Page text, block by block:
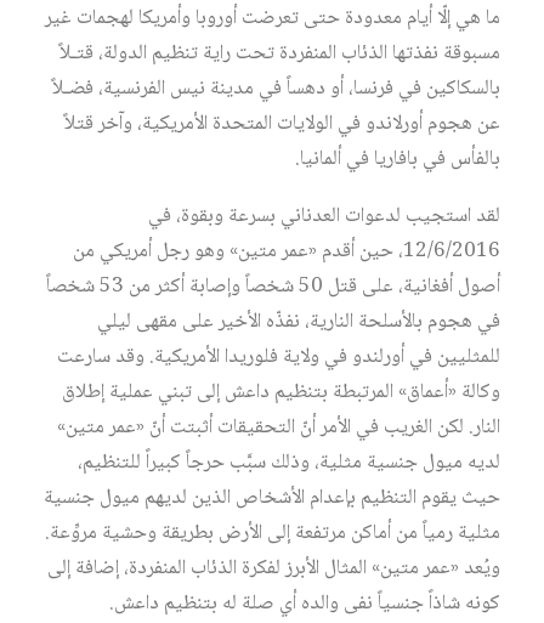
ما هي إلّا أيام معدودة حتى تعرضت أوروبا وأمريكا لهجمات غير
مسبوقة نفذتها الذئاب المنفردة تحت راية تنظيم الدولة، قتـلاً
بالسكاكين في فرنسا، أو دهساً في مدينة نيس الفرنسية، فضـلاً
عن هجوم أورلاندو في الولايات المتحدة الأمريكية، وآخر قتلاً
بالفأس في بافاريا في ألمانيا.
لقد استجيب لدعوات العدناني بسرعة وبقوة، في
12/6/2016، حين أقدم «عمر متين» وهو رجل أمريكي من
أصول أفغانية، على قتل 50 شخصاً وإصابة أكثر من 53 شخصاً
في هجوم بالأسلحة النارية، نفذّه الأخير على مقهى ليلي
للمثليين في أورلندو في ولاية فلوريدا الأمريكية. وقد سارعت
وكالة «أعماق» المرتبطة بتنظيم داعش إلى تبني عملية إطلاق
النار. لكن الغريب في الأمر أنّ التحقيقات أثبتت أنّ «عمر متين»
لديه ميول جنسية مثلية، وذلك سبَّب حرجاً كبيراً للتنظيم،
حيث يقوم التنظيم بإعدام الأشخاص الذين لديهم ميول جنسية
مثلية رمياً من أماكن مرتفعة إلى الأرض بطريقة وحشية مروِّعة.
ويُعد «عمر متين» المثال الأبرز لفكرة الذئاب المنفردة، إضافة إلى
كونه شاذاً جنسياً نفى والده أي صلة له بتنظيم داعش.